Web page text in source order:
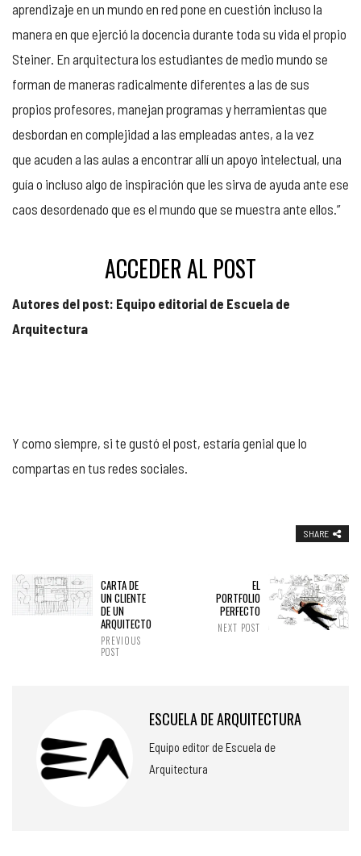
aprendizaje en un mundo en red pone en cuestión incluso la
manera en que ejerció la docencia durante toda su vida el propio
Steiner. En arquitectura los estudiantes de medio mundo se
forman de maneras radicalmente diferentes a las de sus
propios profesores, manejan programas y herramientas que
desbordan en complejidad a las empleadas antes, a la vez
que acuden a las aulas a encontrar allí un apoyo intelectual, una
guía o incluso algo de inspiración que les sirva de ayuda ante ese
caos desordenado que es el mundo que se muestra ante ellos.”
ACCEDER AL POST
Autores del post: Equipo editorial de Escuela de
Arquitectura
Y como siempre, si te gustó el post, estaría genial que lo
compartas en tus redes sociales.
SHARE
CARTA DE
UN CLIENTE
DE UN
ARQUITECTO
PREVIOUS
POST
EL
PORTFOLIO
PERFECTO
NEXT POST
ESCUELA DE ARQUITECTURA
Equipo editor de Escuela de
Arquitectura